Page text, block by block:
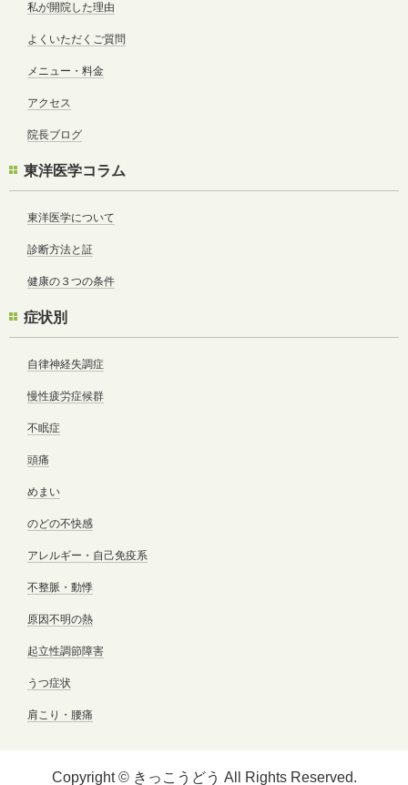
私が開院した理由
よくいただくご質問
メニュー・料金
アクセス
院長ブログ
東洋医学コラム
東洋医学について
診断方法と証
健康の３つの条件
症状別
自律神経失調症
慢性疲労症候群
不眠症
頭痛
めまい
のどの不快感
アレルギー・自己免疫系
不整脈・動悸
原因不明の熱
起立性調節障害
うつ症状
肩こり・腰痛
Copyright © きっこうどう All Rights Reserved.